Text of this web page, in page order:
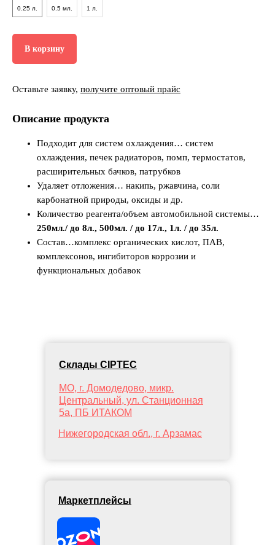
0.25 л. 0.5 мл. 1 л.
В корзину
Оставьте заявку, получите оптовый прайс
Описание продукта
Подходит для систем охлаждения… систем
охлаждения, печек радиаторов, помп, термостатов,
расширительных бачков, патрубков
Удаляет отложения… накипь, ржавчина, соли
карбонатной природы, оксиды и др.
Количество реагента/объем автомобильной системы…
250мл./ до 8л., 500мл. / до 17л., 1л. / до 35л.
Состав…комплекс органических кислот, ПАВ,
комплексонов, ингибиторов коррозии и
функциональных добавок
Склады CIPTEC
Нижегородская обл., г. Арзамас
МО, г. Домодедово, микр.
Центральный, ул. Станционная
5а, ПБ ИТАКОМ
Маркетплейсы